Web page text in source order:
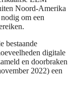
Noord-Amerika
om een
bestaande
digitale
en doorbraken
2022) een